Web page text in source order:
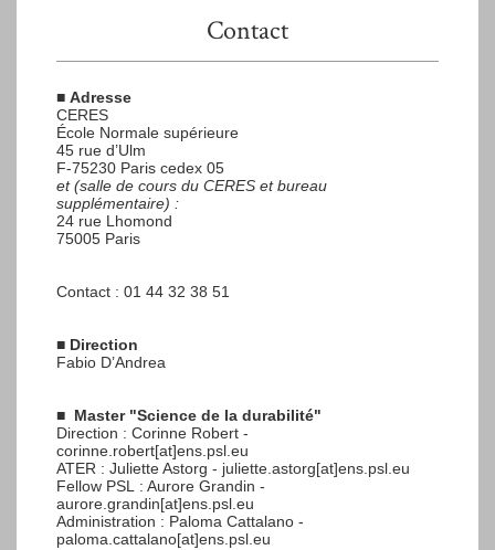
Contact
■ Adresse
CERES
École Normale supérieure
45 rue d’Ulm
F-75230 Paris cedex 05
et (salle de cours du CERES et bureau
supplémentaire) :
24 rue Lhomond
75005 Paris
Contact : 01 44 32 38 51
■ Direction
Fabio D’Andrea
■ Master "Science de la durabilité"
Direction : Corinne Robert -
corinne.robert[at]ens.psl.eu
ATER : Juliette Astorg - juliette.astorg[at]ens.psl.eu
Fellow PSL : Aurore Grandin -
aurore.grandin[at]ens.psl.eu
Administration : Paloma Cattalano -
paloma.cattalano[at]ens.psl.eu